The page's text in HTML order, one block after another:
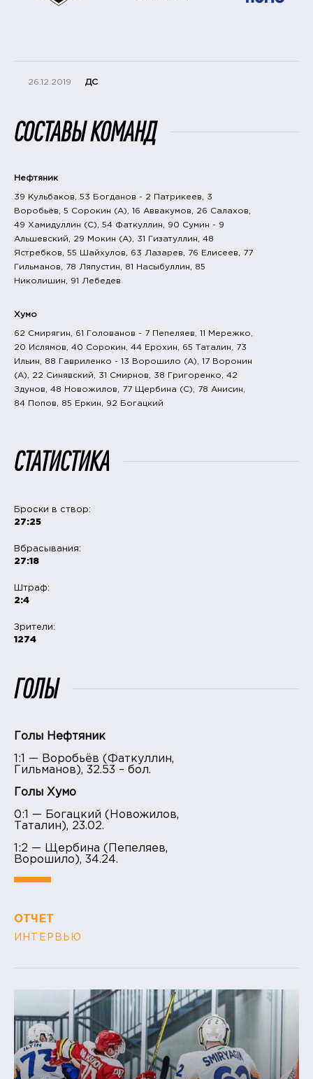
26.12.2019 ДС
СОСТАВЫ КОМАНД
Нефтяник
39 Кульбаков, 53 Богданов - 2 Патрикеев, 3
Воробьёв, 5 Сорокин (A), 16 Аввакумов, 26 Салахов,
49 Хамидуллин (C), 54 Фаткуллин, 90 Сумин - 9
Альшевский, 29 Мокин (A), 31 Гизатуллин, 48
Ястребков, 55 Шайхулов, 63 Лазарев, 76 Елисеев, 77
Гильманов, 78 Ляпустин, 81 Насыбуллин, 85
Николишин, 91 Лебедев
Хумо
62 Смирягин, 61 Голованов - 7 Пепеляев, 11 Мережко,
20 Ислямов, 40 Сорокин, 44 Ерохин, 65 Таталин, 73
Ильин, 88 Гавриленко - 13 Ворошило (A), 17 Воронин
(A), 22 Синявский, 31 Смирнов, 38 Григоренко, 42
Здунов, 48 Новожилов, 77 Щербина (C), 78 Анисин,
84 Попов, 85 Еркин, 92 Богацкий
СТАТИСТИКА
Броски в створ:
27:25
Вбрасывания:
27:18
Штраф:
2:4
Зрители:
1274
ГОЛЫ
Голы Нефтяник
1:1 — Воробьёв (Фаткуллин,
Гильманов), 32.53 – бол.
Голы Хумо
0:1 — Богацкий (Новожилов,
Таталин), 23.02.
1:2 — Щербина (Пепеляев,
Ворошило), 34.24.
ОТЧЕТ
ИНТЕРВЬЮ